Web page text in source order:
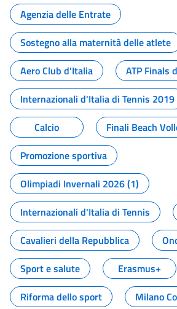
Agenzia delle Entrate
Sostegno alla maternità delle atlete
Aero Club d'Italia
ATP Finals
Internazionali d'Italia di Tennis 2019
Calcio
Finali Beach
Promozione sportiva
Olimpiadi Invernali 2026 (1)
Internazionali d'Italia di Tennis
Cavalieri della Repubblica
Sport e salute
Erasmus+
Riforma dello sport
Milano